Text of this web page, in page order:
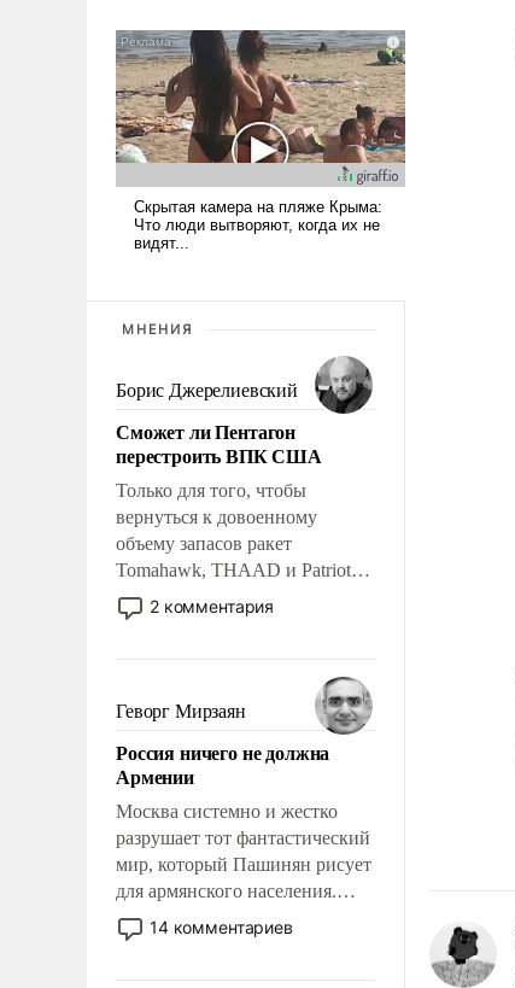
МНЕНИЯ
Борис Джерелиевский
Сможет ли Пентагон
перестроить ВПК США
Только для того, чтобы
вернуться к довоенному
объему запасов ракет
Tomahawk, THAAD и Patriot
США потребуется более трех
лет. Даже небольшая война с
Сложившаяся ситуация
означает многолетний период
уязвимости США, например,
перед Китаем.
2 комментария
Геворг Мирзаян
Россия ничего не должна
Армении
Москва системно и жестко
разрушает тот фантастический
мир, который Пашинян рисует
для армянского населения.
Мир, где политические
прожекты будут безусловно
14 комментариев